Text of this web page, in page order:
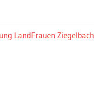
LandFrauen Ziegelbach